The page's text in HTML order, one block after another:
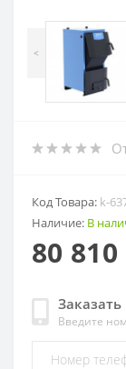
<
Код Товара: k-
Наличие: В
80 810
Введите